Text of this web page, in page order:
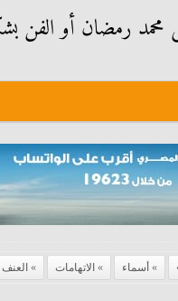
محمد رمضان أو
أسماء الاتهامات العنف